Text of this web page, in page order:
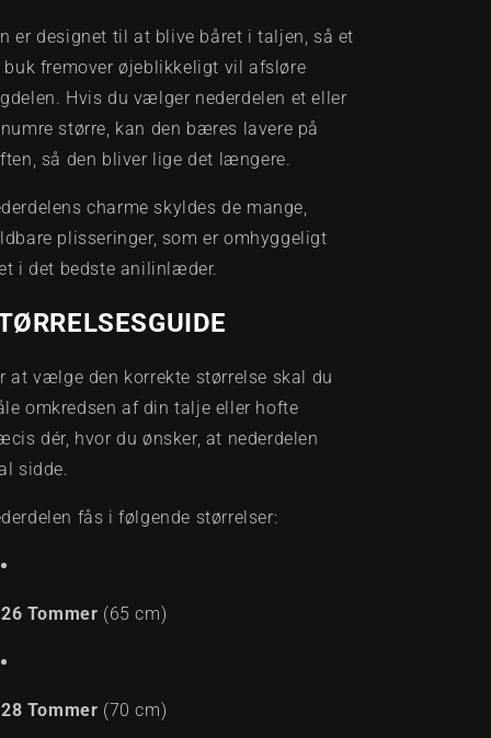
er designet til at blive båret i taljen, så et
buk fremover øjeblikkeligt vil afsløre
Hvis du vælger nederdelen et eller
større, kan den bæres lavere på
så den bliver lige det længere.
charme skyldes de mange,
plisseringer, som er omhyggeligt
i det bedste anilinlæder.
at vælge den korrekte størrelse skal du
omkredsen af din talje eller hofte
dér, hvor du ønsker, at nederdelen
sidde.
fås i følgende størrelser:
26 Tommer (65 cm)
28 Tommer (70 cm)